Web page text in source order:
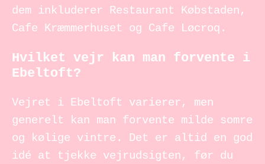
dem inkluderer Restaurant Købstaden,
Cafe Kræmmerhuset og Cafe Løcroq.
Hvilket vejr kan man forvente i
Ebeltoft?
Vejret i Ebeltoft varierer, men
generelt kan man forvente milde somre
og kølige vintre. Det er altid en god
idé at tjekke vejrudsigten, før du